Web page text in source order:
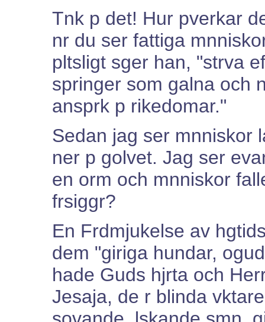
Tnk p det! Hur pverkar
nr du ser fattiga
pltsligt sger han, "strva
springer som galna och
ansprk p rikedomar."
Sedan jag ser mnniskor
ner p golvet. Jag ser
en orm och mnniskor
frsiggr?
En Frdmjukelse av
dem "giriga hundar,
hade Guds hjrta och
Jesaja, de r blinda